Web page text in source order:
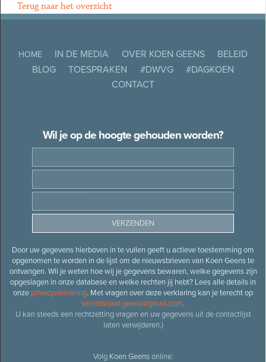
Terug naar het overzicht
HOME IN DE MEDIA OVER KOEN GEENS
BELEID
BLOG
TOESPRAKEN #DWVG
#DAGKOEN
CONTACT
Wil je op de hoogte gehouden worden?
Door uw gegevens hierboven in te vullen geeft u actieve toestemming om
opgenomen te worden in de lijst om de nieuwsbrieven van Koen Geens te
ontvangen. Wil je weten hoe wij je gegevens bewaren, welke gegevens zijn
opgeslagen in onze database en welke rechten jij hebt? Lees alle details in
onze privacyverklaring. Met vragen over deze verklaring kan je terecht op
secretariaat.geens@gmail.com.
U kan steeds een rechtzetting vragen en uw gegevens uit de contactlijst
laten verwijderen.)
Volg Koen Geensonline: